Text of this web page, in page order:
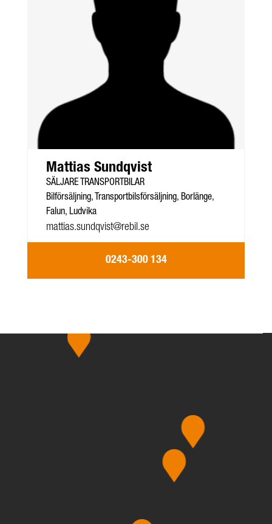
Mattias Sundqvist
SÄLJARE TRANSPORTBILAR
Bilförsäljning, Transportbilsförsäljning, Borlänge,
Falun, Ludvika
mattias.sundqvist@rebil.se
0243-300 134